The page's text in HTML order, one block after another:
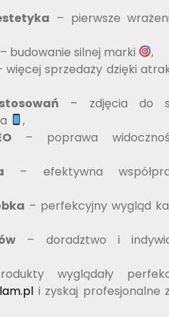
– pierwsze
– budowanie silnej marki
,
więcej sprzedaży dzięki
– zdjęcia do
,
– poprawa
– efektywna
– perfekcyjny wygląd
– doradztwo i
wyglądały
i zyskaj profesjonalne